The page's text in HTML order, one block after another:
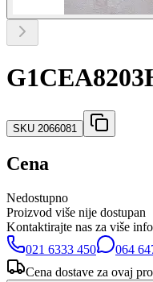
SKU 2066081
Cena
Nedostupno
Proizvod više nije dostupan
Kontaktirajte nas za više
021 6333 450
064
Cena dostave za ovaj